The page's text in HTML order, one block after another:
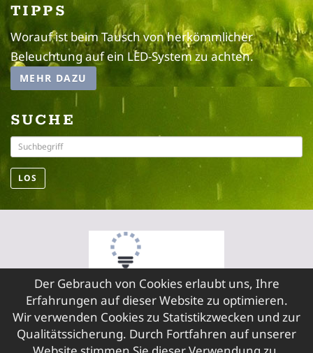
Der Gebrauch von Cookies erlaubt uns, Ihre
Erfahrungen auf dieser Website zu optimieren.
Wir verwenden Cookies zu Statistikzwecken und zur
Qualitätssicherung. Durch Fortfahren auf unserer
TIPPS
Worauf ist beim Tausch von herkömmlicher
Beleuchtung auf ein LED-System zu achten.
MEHR DAZU
SUCHE
LOS
© 2026 FIMAG GmbH, LED Lichtlösungen
SERVICE